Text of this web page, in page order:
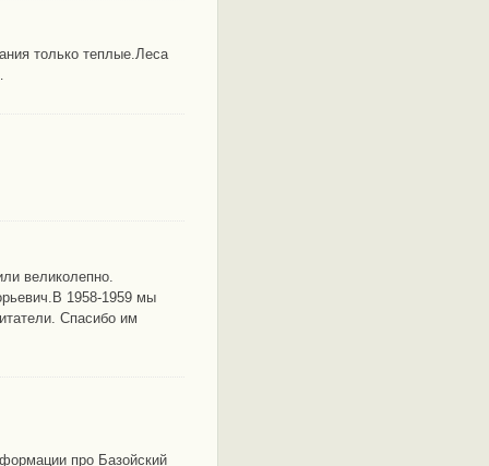
только теплые.Леса
великолепно.
1958-1959 мы
Спасибо им
про Базойский